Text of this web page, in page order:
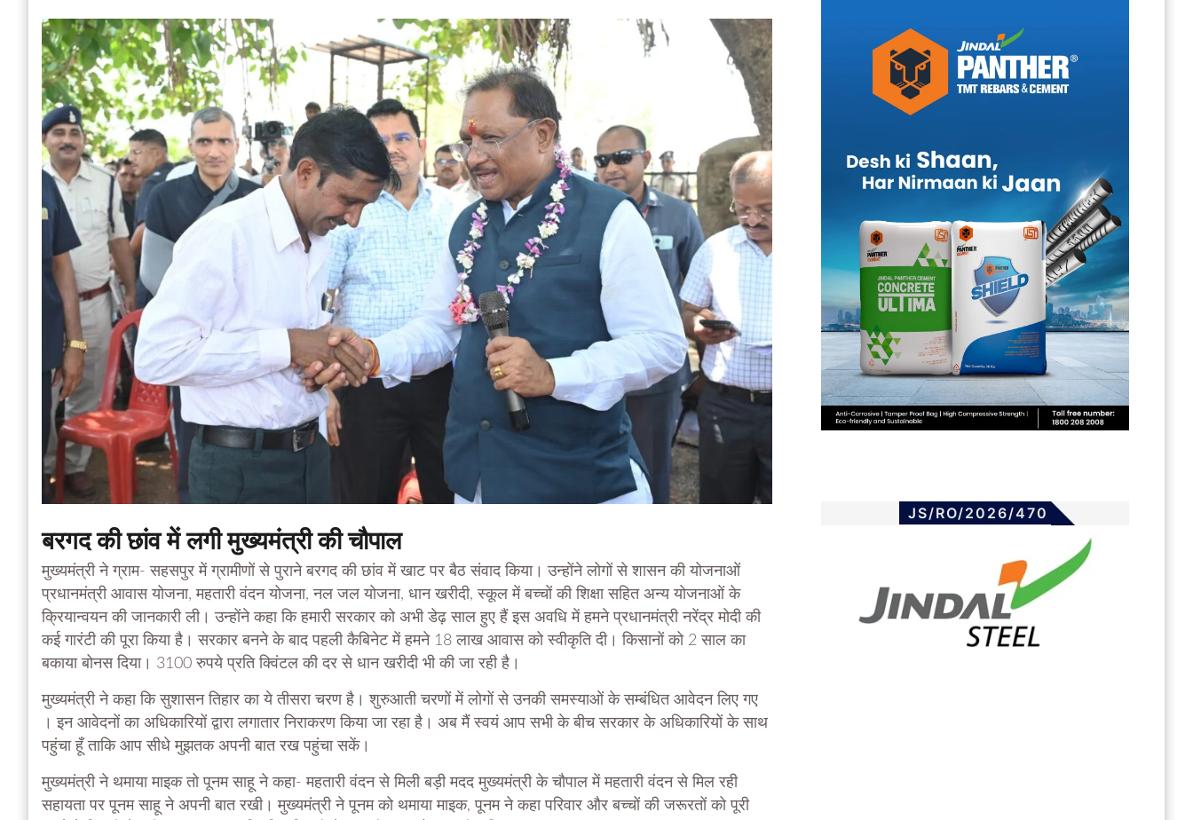
बरगद की छांव में लगी मुख्यमंत्री की चौपाल
मुख्यमंत्री ने ग्राम- सहसपुर में ग्रामीणों से पुराने बरगद की छांव में खाट पर बैठ संवाद किया। उन्होंने लोगों से शासन की योजनाओं
प्रधानमंत्री आवास योजना, महतारी वंदन योजना, नल जल योजना, धान खरीदी, स्कूल में बच्चों की शिक्षा सहित अन्य योजनाओं के
क्रियान्वयन की जानकारी ली। उन्होंने कहा कि हमारी सरकार को अभी डेढ़ साल हुए हैं इस अवधि में हमने प्रधानमंत्री नरेंद्र मोदी की
कई गारंटी की पूरा किया है। सरकार बनने के बाद पहली कैबिनेट में हमने 18 लाख आवास को स्वीकृति दी। किसानों को 2 साल का
बकाया बोनस दिया। 3100 रुपये प्रति क्विंटल की दर से धान खरीदी भी की जा रही है।
मुख्यमंत्री ने कहा कि सुशासन तिहार का ये तीसरा चरण है। शुरुआती चरणों में लोगों से उनकी समस्याओं के सम्बंधित आवेदन लिए गए
। इन आवेदनों का अधिकारियों द्वारा लगातार निराकरण किया जा रहा है। अब मैं स्वयं आप सभी के बीच सरकार के अधिकारियों के साथ
पहुंचा हूँ ताकि आप सीधे मुझतक अपनी बात रख पहुंचा सकें।
मुख्यमंत्री ने थमाया माइक तो पूनम साहू ने कहा- महतारी वंदन से मिली बड़ी मदद मुख्यमंत्री के चौपाल में महतारी वंदन से मिल रही
सहायता पर पूनम साहू ने अपनी बात रखी। मुख्यमंत्री ने पूनम को थमाया माइक, पूनम ने कहा परिवार और बच्चों की जरूरतों को पूरी
JS/RO/2026/470